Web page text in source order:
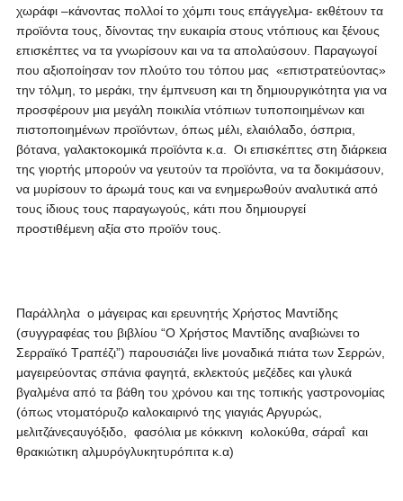
χωράφι –κάνοντας πολλοί το χόμπι τους επάγγελμα- εκθέτουν τα
προϊόντα τους, δίνοντας την ευκαιρία στους ντόπιους και ξένους
επισκέπτες να τα γνωρίσουν και να τα απολαύσουν. Παραγωγοί
που αξιοποίησαν τον πλούτο του τόπου μας «επιστρατεύοντας»
την τόλμη, το μεράκι, την έμπνευση και τη δημιουργικότητα για να
προσφέρουν μια μεγάλη ποικιλία ντόπιων τυποποιημένων και
πιστοποιημένων προϊόντων, όπως μέλι, ελαιόλαδο, όσπρια,
βότανα, γαλακτοκομικά προϊόντα κ.α. Οι επισκέπτες στη διάρκεια
της γιορτής μπορούν να γευτούν τα προϊόντα, να τα δοκιμάσουν,
να μυρίσουν το άρωμά τους και να ενημερωθούν αναλυτικά από
τους ίδιους τους παραγωγούς, κάτι που δημιουργεί
προστιθέμενη αξία στο προϊόν τους.
Παράλληλα ο μάγειρας και ερευνητής Χρήστος Μαντίδης
(συγγραφέας του βιβλίου “Ο Χρήστος Μαντίδης αναβιώνει το
Σερραϊκό Τραπέζι”) παρουσιάζει livε μοναδικά πιάτα των Σερρών,
μαγειρεύοντας σπάνια φαγητά, εκλεκτούς μεζέδες και γλυκά
βγαλμένα από τα βάθη του χρόνου και της τοπικής γαστρονομίας
(όπως ντοματόρυζο καλοκαιρινό της γιαγιάς Αργυρώς,
μελιτζάνεςαυγόξιδο, φασόλια με κόκκινη κολοκύθα, σάραΐ και
θρακιώτικη αλμυρόγλυκητυρόπιτα κ.α)